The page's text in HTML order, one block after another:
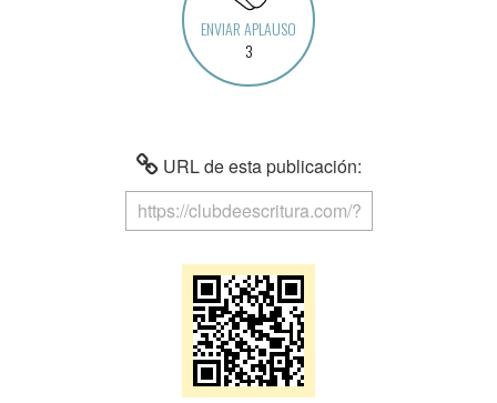
ENVIAR APLAUSO
3
URL de esta publicación: